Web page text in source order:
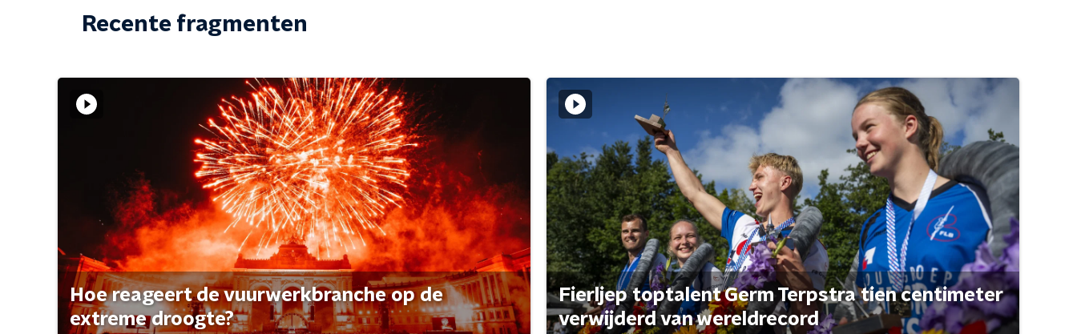
Recente fragmenten
Hoe reageert de vuurwerkbranche op de
extreme droogte?
Fierljep toptalent Germ Terpstra tien centimeter
verwijderd van wereldrecord